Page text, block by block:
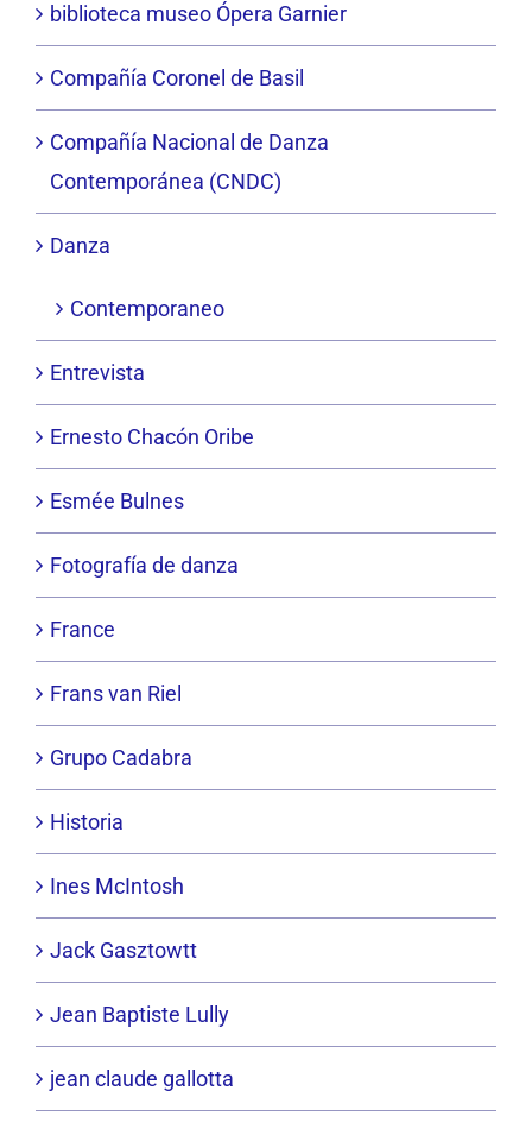
biblioteca museo Ópera Garnier
Compañía Coronel de Basil
Compañía Nacional de Danza
Contemporánea (CNDC)
Danza
Contemporaneo
Entrevista
Ernesto Chacón Oribe
Esmée Bulnes
Fotografía de danza
France
Frans van Riel
Grupo Cadabra
Historia
Ines McIntosh
Jack Gasztowtt
Jean Baptiste Lully
jean claude gallotta